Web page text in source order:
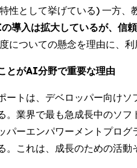
性として挙げている) 一方、
導入は拡大しているが、信頼
についての懸念を理由に、利
とがAI分野で重要な理由
ートは、デベロッパー向け
。業界で最も急成長中のソ
パーエンパワーメントプロ
。これは、成長のための活動